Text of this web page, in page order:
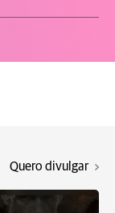
Quero divulgar